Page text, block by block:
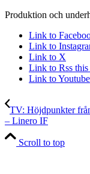
Produktion och
Link to
Link to
Link to X
Link to Rss this
Link to Youtube
TV: Höjdpunkter
– Linero IF
Scroll to top